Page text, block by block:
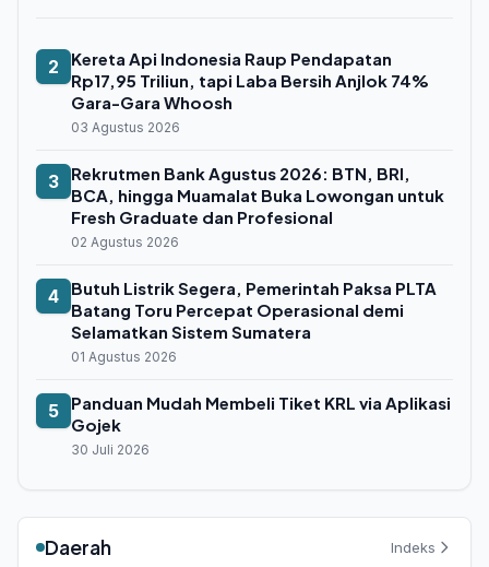
2
Kereta Api Indonesia Raup Pendapatan
Rp17,95 Triliun, tapi Laba Bersih Anjlok 74%
Gara-Gara Whoosh
03 Agustus 2026
3
Rekrutmen Bank Agustus 2026: BTN, BRI,
BCA, hingga Muamalat Buka Lowongan untuk
Fresh Graduate dan Profesional
02 Agustus 2026
4
Butuh Listrik Segera, Pemerintah Paksa PLTA
Batang Toru Percepat Operasional demi
Selamatkan Sistem Sumatera
01 Agustus 2026
5
Panduan Mudah Membeli Tiket KRL via Aplikasi
Gojek
30 Juli 2026
Daerah Indeks